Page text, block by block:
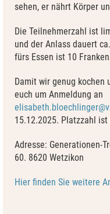
sehen, er nährt Körper
Die Teilnehmerzahl ist
und der Anlass dauert
fürs Essen ist 10
Damit wir genug kochen
euch um Anmeldung an
15.12.2025. Platzzahl
Adresse: Generationen-
60. 8620 Wetzikon
Hier finden Sie weitere